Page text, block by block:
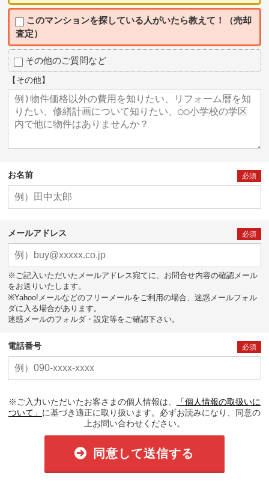
このマンションを探している人がいたら教えて！（売却
査定）
その他のご質問など
【その他】
お名前 必須
メールアドレス 必須
※ご記入いただいたメールアドレス宛てに、お問合せ内容の確認メール
をお送りいたします。
※Yahoo!メールなどのフリーメールをご利用の場合、迷惑メールフォル
ダに入る場合があります。
迷惑メールのフォルダ・設定等をご確認下さい。
電話番号 必須
※ご入力いただいたお客さまの個人情報は、
「個人情報の取扱いに
ついて」 に基づき適正に取り扱います。必ずお読みになり、同意の
上お問い合わせください。
同意して送信する